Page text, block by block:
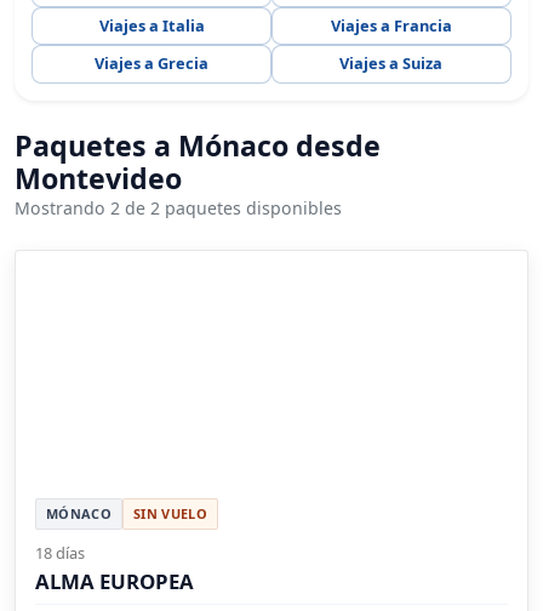
Viajes a Italia
Viajes a Francia
Viajes a Grecia
Viajes a Suiza
Paquetes a Mónaco desde
Montevideo
Mostrando 2 de 2 paquetes disponibles
MÓNACO SIN VUELO
18 días
ALMA EUROPEA